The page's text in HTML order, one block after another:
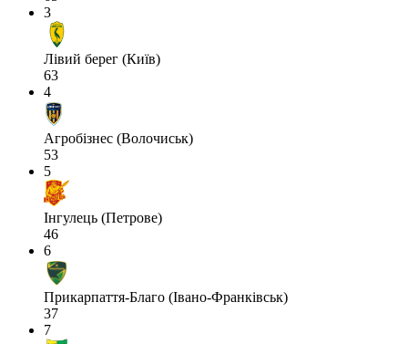
3
Лівий берег (Київ)
63
4
Агробізнес (Волочиськ)
53
5
Інгулець (Петрове)
46
6
Прикарпаття-Благо (Івано-Франківськ)
37
7